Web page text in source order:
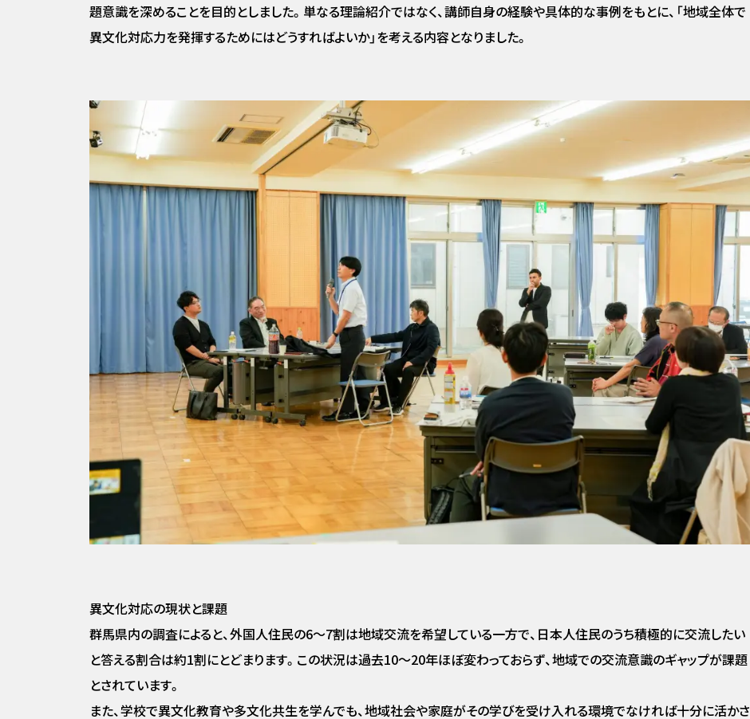
題意識を深めることを目的としました。単なる理論紹介ではなく、講師自身の経験や具体的な事例をもとに、「地域全体で
異文化対応力を発揮するためにはどうすればよいか」を考える内容となりました。
異文化対応の現状と課題
群馬県内の調査によると、外国人住民の6〜7割は地域交流を希望している一方で、日本人住民のうち積極的に交流したい
と答える割合は約1割にとどまります。この状況は過去10〜20年ほぼ変わっておらず、地域での交流意識のギャップが課題
とされています。
また、学校で異文化教育や多文化共生を学んでも、地域社会や家庭がその学びを受け入れる環境でなければ十分に活かさ